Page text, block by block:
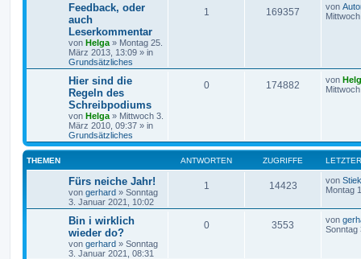
Feedback, oder
auch
Leserkommentar
von Helga » Montag 25.
März 2013, 13:09 » in
Grundsätzliches
1 169357 von
Hier sind die
Regeln des
Schreibpodiums
von Helga » Mittwoch 3.
März 2010, 09:37 » in
Grundsätzliches
0 174882 von
THEMEN ANTWORTEN ZUGRIFFE
Fürs neiche Jahr!
von gerhard » Sonntag
3. Januar 2021, 10:02
1 14423 von
Montag
Bin i wirklich
wieder do?
von gerhard » Sonntag
3. Januar 2021, 08:31
0 3553 von
Sonntag